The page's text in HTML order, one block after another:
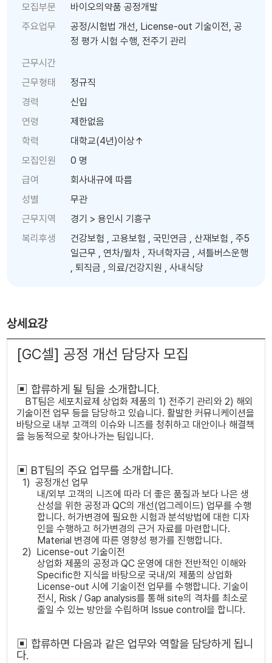
모집부문
바이오의약품 공정개발
주요업무
공정/시험법 개선, License-out 기술이전, 공
정 평가 시험 수행, 전주기 관리
근무시간
근무형태
정규직
경력
신입
연령
제한없음
학력
대학교(4년)이상↑
모집인원
0 명
급여
회사내규에 따름
성별
무관
근무지역
경기 > 용인시 기흥구
복리후생
건강보험 , 고용보험 , 국민연금 , 산재보험 , 주5
일근무 , 연차/월차 , 자녀학자금 , 셔틀버스운행
, 퇴직금 , 의료/건강지원 , 사내식당
상세요강
[GC셀] 공정 개선 담당자 모집
▣ 합류하게 될 팀을 소개합니다.
BT팀은 세포치료제 상업화 제품의 1) 전주기 관리와2) 해외
기술이전 업무 등을 담당하고 있습니다.활발한 커뮤니케이션을
바탕으로 내부 고객의 이슈와 니즈를 청취하고 대안이나 해결책
을 능동적으로 찾아나가는 팀입니다.
▣ BT팀의 주요 업무를 소개합니다.
1) 공정개선 업무
내/외부 고객의 니즈에 따라 더 좋은 품질과 보다 나은 생
산성을 위한 공정과QC의 개선(업그레이드) 업무를 수행
합니다. 허가변경에 필요한 시험과 분석방법에 대한 디자
인을 수행하고 허가변경의 근거 자료를 마련합니다.
Material 변경에 따른 영향성 평가를 진행합니다.
2) License-out 기술이전
상업화 제품의 공정과QC 운영에 대한 전반적인 이해와
Specific한 지식을 바탕으로 국내/외 제품의 상업화
License-out 시에 기술이전 업무를 수행합니다. 기술이
전시 , Risk / Gap analysis를 통해 site의 격차를 최소로
줄일 수 있는 방안을 수립하며 Issue control을 합니다.
▣ 합류하면 다음과 같은 업무와 역할을 담당하게 됩니
다.